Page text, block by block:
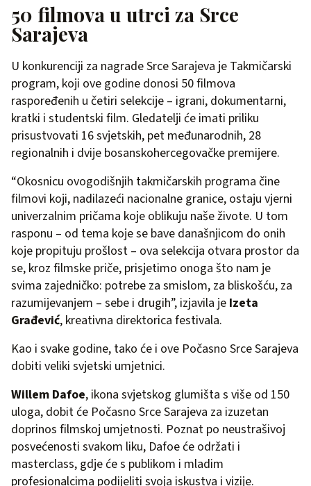
50 filmova u utrci za Srce
Sarajeva
U konkurenciji za nagrade Srce Sarajeva je Takmičarski
program, koji ove godine donosi 50 filmova
raspoređenih u četiri selekcije – igrani, dokumentarni,
kratki i studentski film. Gledatelji će imati priliku
prisustvovati 16 svjetskih, pet međunarodnih, 28
regionalnih i dvije bosanskohercegovačke premijere.
“Okosnicu ovogodišnjih takmičarskih programa čine
filmovi koji, nadilazeći nacionalne granice, ostaju vjerni
univerzalnim pričama koje oblikuju naše živote. U tom
rasponu – od tema koje se bave današnjicom do onih
koje propituju prošlost – ova selekcija otvara prostor da
se, kroz filmske priče, prisjetimo onoga što nam je
svima zajedničko: potrebe za smislom, za bliskošću, za
razumijevanjem – sebe i drugih”, izjavila je Izeta
Građević, kreativna direktorica festivala.
Kao i svake godine, tako će i ove Počasno Srce Sarajeva
dobiti veliki svjetski umjetnici.
Willem Dafoe, ikona svjetskog glumišta s više od 150
uloga, dobit će Počasno Srce Sarajeva za izuzetan
doprinos filmskoj umjetnosti. Poznat po neustrašivoj
posvećenosti svakom liku, Dafoe će održati i
masterclass, gdje će s publikom i mladim
profesionalcima podijeliti svoja iskustva i vizije.